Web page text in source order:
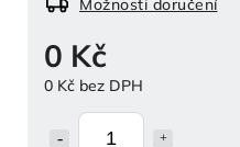
0 Kč
0 Kč bez DPH